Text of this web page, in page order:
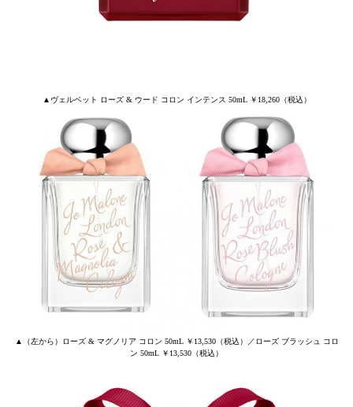
▲ヴェルベット ローズ & ウード コロン インテンス 50mL ￥18,260（税込）
▲（左から）ローズ & マグノリア コロン 50mL ￥13,530（税込）／ローズ ブラッシュ コロ
ン 50mL ￥13,530（税込）